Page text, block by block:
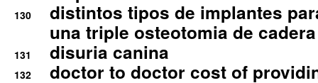
130
distintos tipos de implantes
una triple osteotomia de cadera
131 disuria canina
132
doctor to doctor cost of